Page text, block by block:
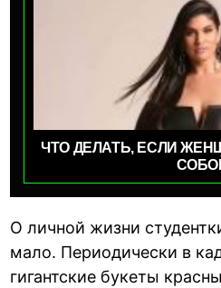
ЧТО ДЕЛАТЬ, ЕСЛИ
О личной жизни
мало. Периодически в
гигантские букеты